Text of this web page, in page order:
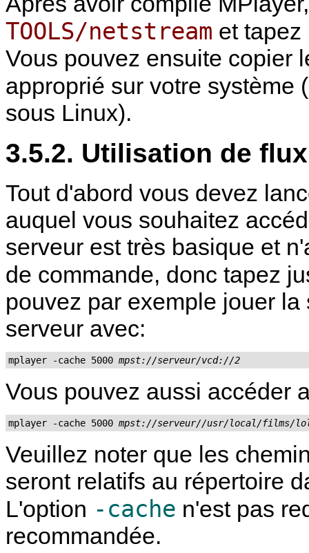
TOOLS/netstream et tapez
Vous pouvez ensuite copier
approprié sur votre système
sous Linux).
3.5.2. Utilisation de
Tout d'abord vous devez
auquel vous souhaitez
serveur est très basique et
de commande, donc tapez
pouvez par exemple jouer
serveur avec:
mplayer -cache 5000 mpst://serveur/vcd://2
Vous pouvez aussi accéder
mplayer -cache 5000 mpst://serveur//usr/local/films/
Veuillez noter que les
seront relatifs au répertoire
L'option -cache n'est pas
recommandée.